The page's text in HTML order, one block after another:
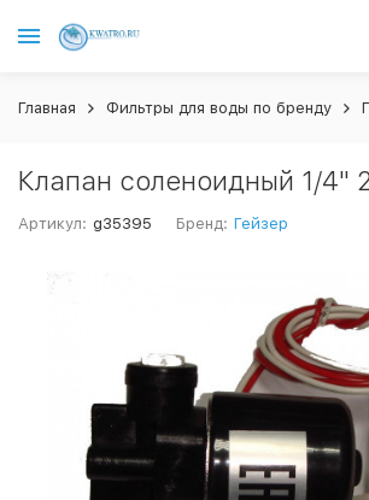
Главная Фильтры для воды по бренду
Клапан соленоидный 1/4"
Артикул: g35395 Бренд: Гейзер